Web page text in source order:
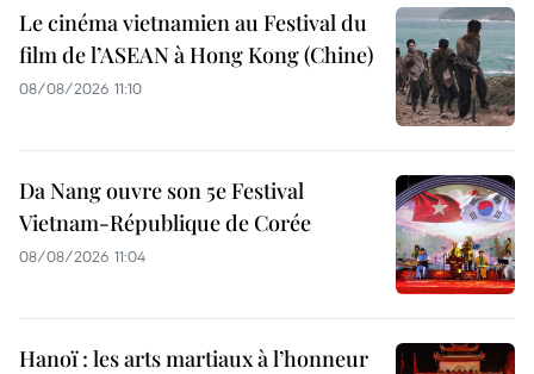
Le cinéma vietnamien au Festival du
film de l’ASEAN à Hong Kong (Chine)
08/08/2026 11:10
Da Nang ouvre son 5e Festival
Vietnam-République de Corée
08/08/2026 11:04
Hanoï : les arts martiaux à l’honneur